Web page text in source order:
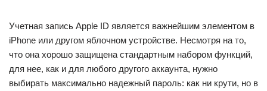
Учетная запись Apple ID является важнейшим элементом в
iPhone или другом яблочном устройстве. Несмотря на то,
что она хорошо защищена стандартным набором функций,
для нее, как и для любого другого аккаунта, нужно
выбирать максимально надежный пароль: как ни крути, но в